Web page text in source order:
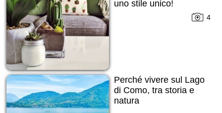
uno stile unico!
4
Perché vivere sul Lago
di Como, tra storia e
natura